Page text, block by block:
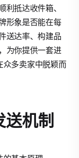
抵达收件箱、
形象是否能在每
送达率、构建品
为你提供一套进
众多卖家中脱颖而
机制